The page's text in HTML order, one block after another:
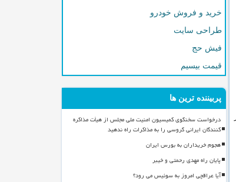
خرید و فروش خودرو
طراحی سایت
فیش حج
قیمت بیسیم
پربیننده ترین ها
درخواست سخنگوی کمیسیون امنیت ملی مجلس از هیأت مذاکره
کنندگان ایرانی گروسی را به مذاکرات راه ندهید
هجوم خریداران به بورس ایران
پایان راه مهدی رحمتی و خیبر
آیا عراقچی امروز به سوئیس می رود؟